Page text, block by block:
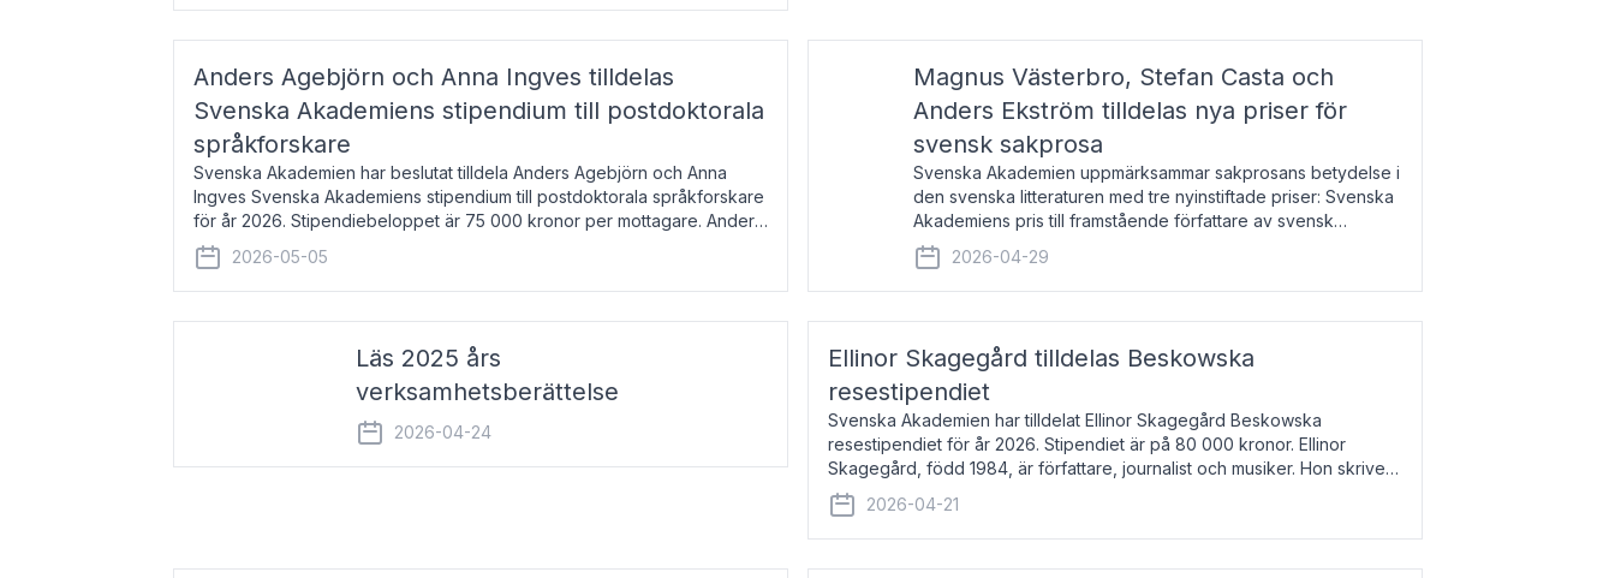
Anders Agebjörn och Anna Ingves tilldelas
Svenska Akademiens stipendium till postdoktorala
språkforskare
Svenska Akademien har beslutat tilldela Anders Agebjörn och Anna
Ingves Svenska Akademiens stipendium till postdoktorala språkforskare
för år 2026. Stipendiebeloppet är 75 000 kronor per mottagare. Anders
Agebjörn, född 1984, är universitet
2026-05-05
Magnus Västerbro, Stefan Casta och
Anders Ekström tilldelas nya priser för
svensk sakprosa
Svenska Akademien uppmärksammar sakprosans betydelse i
den svenska litteraturen med tre nyinstiftade priser: Svenska
Akademiens pris till framstående författare av svensk
sakprosa som i år går till Magnus Västerbro, Svenska
Akademiens pris
2026-04-29
Läs 2025 års
verksamhetsberättelse
2026-04-24
Ellinor Skagegård tilldelas Beskowska
resestipendiet
Svenska Akademien har tilldelat Ellinor Skagegård Beskowska
resestipendiet för år 2026. Stipendiet är på 80 000 kronor. Ellinor
Skagegård, född 1984, är författare, journalist och musiker. Hon skriver
återkommande för Svenska Dagbladet, Ups
2026-04-21